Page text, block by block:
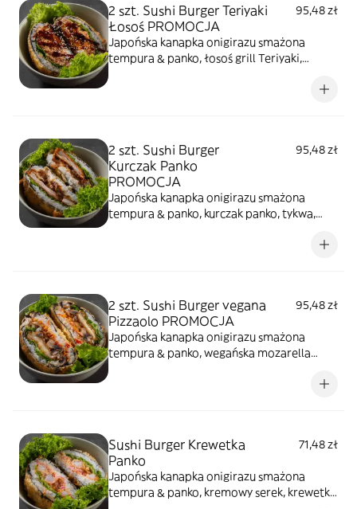
2 szt. Sushi Burger Teriyaki
Łosoś PROMOCJA
95,48 zł
Japońska kanapka onigirazu smażona
tempura & panko, łosoś grill Teriyaki,
2 szt. Sushi Burger
Kurczak Panko
PROMOCJA
95,48 zł
Japońska kanapka onigirazu smażona
tempura & panko, kurczak panko, tykwa,
2 szt. Sushi Burger vegana
Pizzaolo PROMOCJA
95,48 zł
Japońska kanapka onigirazu smażona
tempura & panko, wegańska mozarella
Sushi Burger Krewetka
Panko
71,48 zł
Japońska kanapka onigirazu smażona
tempura & panko, kremowy serek, krewetka